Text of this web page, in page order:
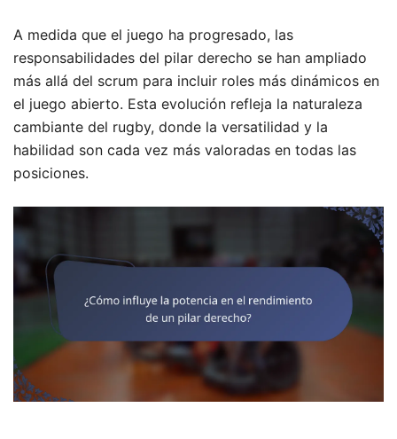
A medida que el juego ha progresado, las
responsabilidades del pilar derecho se han ampliado
más allá del scrum para incluir roles más dinámicos en
el juego abierto. Esta evolución refleja la naturaleza
cambiante del rugby, donde la versatilidad y la
habilidad son cada vez más valoradas en todas las
posiciones.